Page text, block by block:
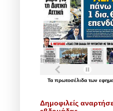
Τα πρωτοσέλιδα των
Δημοφιλείς